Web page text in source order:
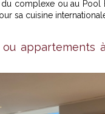
complexe ou au Pool
sa cuisine
appartements